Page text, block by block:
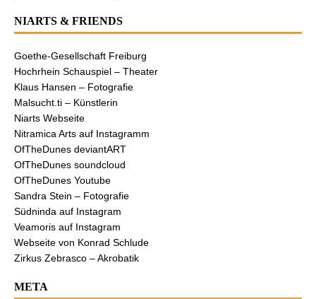
NIARTS & FRIENDS
Goethe-Gesellschaft Freiburg
Hochrhein Schauspiel – Theater
Klaus Hansen – Fotografie
Malsucht.ti – Künstlerin
Niarts Webseite
Nitramica Arts auf Instagramm
OfTheDunes deviantART
OfTheDunes soundcloud
OfTheDunes Youtube
Sandra Stein – Fotografie
Südninda auf Instagram
Veamoris auf Instagram
Webseite von Konrad Schlude
Zirkus Zebrasco – Akrobatik
META